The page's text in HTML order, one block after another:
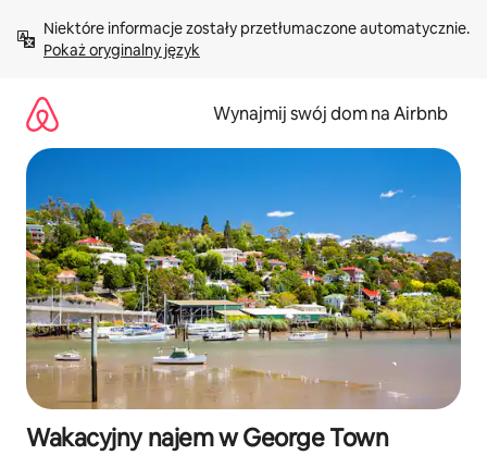
treści Pokaż oryginalny język
Wynajmij swój dom na Airbnb
Wakacyjny najem w George Town